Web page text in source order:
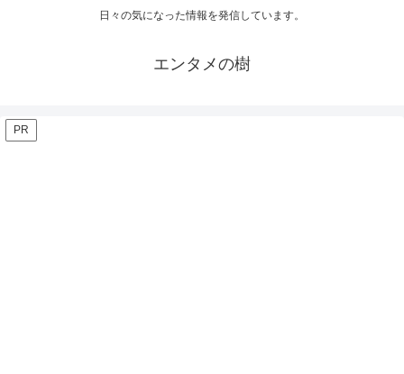
日々の気になった情報を発信しています。
エンタメの樹
PR